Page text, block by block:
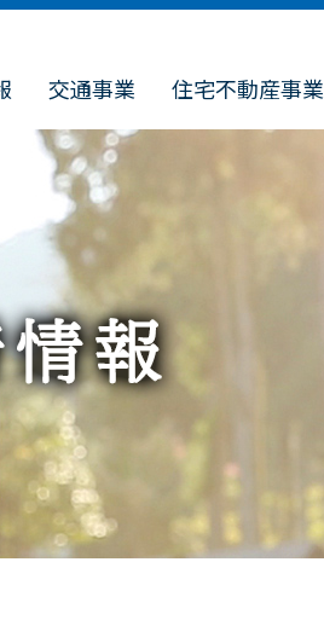
交通事業 住宅不動産事業